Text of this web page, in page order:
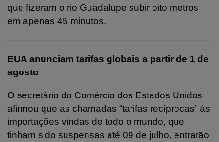
que fizeram o rio Guadalupe subir oito metros
em apenas 45 minutos.
EUA anunciam tarifas globais a partir de 1 de
agosto
O secretário do Comércio dos Estados Unidos
afirmou que as chamadas “tarifas recíprocas” às
importações vindas de todo o mundo, que
tinham sido suspensas até 09 de julho, entrarão